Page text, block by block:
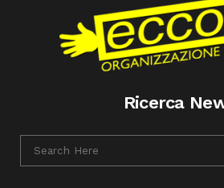
Ricerca